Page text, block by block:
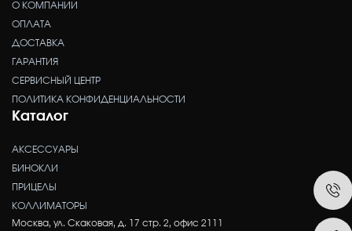
О КОМПАНИИ
ОПЛАТА
ДОСТАВКА
ГАРАНТИЯ
СЕРВИСНЫЙ ЦЕНТР
ПОЛИТИКА КОНФИДЕНЦИАЛЬНОСТИ
Каталог
АКСЕССУАРЫ
БИНОКЛИ
ПРИЦЕЛЫ
КОЛЛИМАТОРЫ
Москва, ул. Скаковая, д. 17 стр. 2, офис 2111